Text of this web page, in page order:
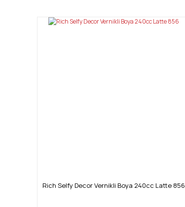
Rich Selfy Decor Vernikli Boya 240cc Latte 856